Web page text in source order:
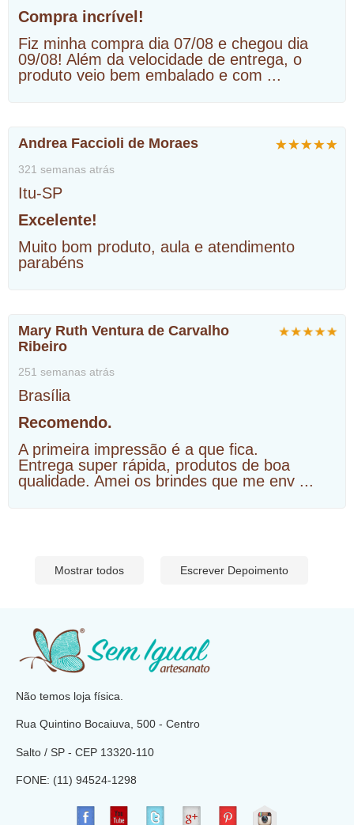
Compra incrível!
Fiz minha compra dia 07/08 e chegou dia
09/08! Além da velocidade de entrega, o
produto veio bem embalado e com ...
Andrea Faccioli de Moraes
321 semanas atrás
Itu-SP
Excelente!
Muito bom produto, aula e atendimento
parabéns
Mary Ruth Ventura de Carvalho
Ribeiro
251 semanas atrás
Brasília
Recomendo.
A primeira impressão é a que fica.
Entrega super rápida, produtos de boa
qualidade. Amei os brindes que me env ...
Mostrar todos Escrever Depoimento
Não temos loja física.
Rua Quintino Bocaiuva, 500 - Centro
Salto / SP - CEP 13320-110
FONE: (11) 94524-1298